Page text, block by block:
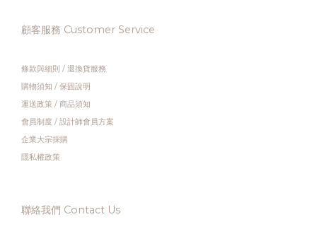
顧客服務 Customer Service
條款與細則 / 退換貨服務
購物須知 / 保固說明
運送政策 / 商品須知
會員制度 / 設計師會員方案
企業大宗採購
隱私權政策
聯絡我們 Contact Us